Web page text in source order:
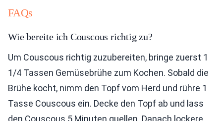
FAQs
Wie bereite ich Couscous richtig zu?
Um Couscous richtig zuzubereiten, bringe zuerst 1
1/4 Tassen Gemüsebrühe zum Kochen. Sobald die
Brühe kocht, nimm den Topf vom Herd und rühre 1
Tasse Couscous ein. Decke den Topf ab und lass
den Couscous 5 Minuten quellen. Danach lockere